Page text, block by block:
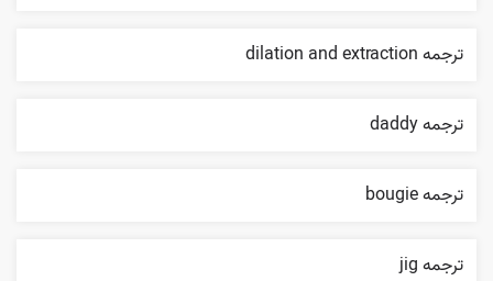
ترجمه dilation and extraction
ترجمه daddy
ترجمه bougie
ترجمه jig